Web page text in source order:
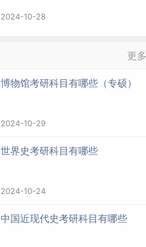
2024-10-28
更多
博物馆考研科目有哪些（专硕）
2024-10-29
世界史考研科目有哪些
2024-10-24
中国近现代史考研科目有哪些